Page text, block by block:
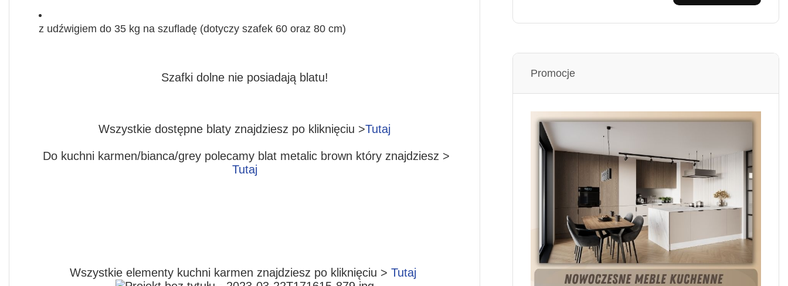
z udźwigiem do 35 kg na szufladę (dotyczy szafek 60 oraz 80 cm)
Szafki dolne nie posiadają blatu!
Wszystkie dostępne blaty znajdziesz po kliknięciu >Tutaj
Do kuchni karmen/bianca/grey polecamy blat metalic brown który znajdziesz >
Tutaj
Wszystkie elementy kuchni karmen znajdziesz po kliknięciu > Tutaj
Promocje